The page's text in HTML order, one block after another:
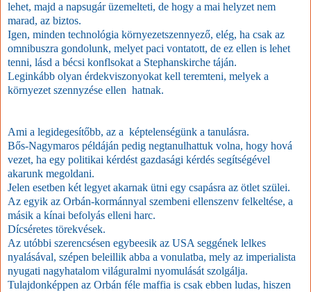
lehet, majd a napsugár üzemelteti, de hogy a mai helyzet nem
marad, az biztos.
Igen, minden technológia környezetszennyező, elég, ha csak az
omnibuszra gondolunk, melyet paci vontatott, de ez ellen is lehet
tenni, lásd a bécsi konflsokat a Stephanskirche táján.
Leginkább olyan érdekviszonyokat kell teremteni, melyek a
környezet szennyzése ellen hatnak.
Ami a legidegesítőbb, az a képtelenségünk a tanulásra.
Bős-Nagymaros példáján pedig negtanulhattuk volna, hogy hová
vezet, ha egy politikai kérdést gazdasági kérdés segítségével
akarunk megoldani.
Jelen esetben két legyet akarnak ütni egy csapásra az ötlet szülei.
Az egyik az Orbán-kormánnyal szembeni ellenszenv felkeltése, a
másik a kínai befolyás elleni harc.
Dícséretes törekvések.
Az utóbbi szerencsésen egybeesik az USA seggének lelkes
nyalásával, szépen beleillik abba a vonulatba, mely az imperialista
nyugati nagyhatalom világuralmi nyomulását szolgálja.
Tulajdonképpen az Orbán féle maffia is csak ebben ludas, hiszen